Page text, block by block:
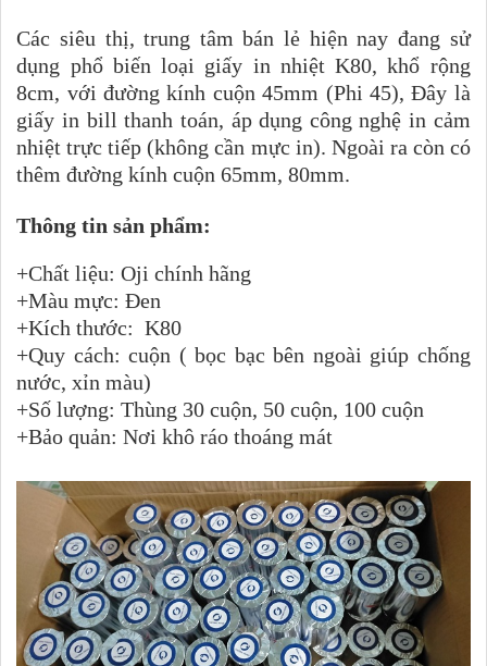
Các siêu thị, trung tâm bán lẻ hiện nay đang sử
dụng phổ biến loại giấy in nhiệt K80, khổ rộng
8cm, với đường kính cuộn 45mm (Phi 45), Đây là
giấy in bill thanh toán, áp dụng công nghệ in cảm
nhiệt trực tiếp (không cần mực in). Ngoài ra còn có
thêm đường kính cuộn 65mm, 80mm.
Thông tin sản phẩm:
+Chất liệu: Oji chính hãng
+Màu mực: Đen
+Kích thước: K80
+Quy cách: cuộn ( bọc bạc bên ngoài giúp chống
nước, xỉn màu)
+Số lượng: Thùng 30 cuộn, 50 cuộn, 100 cuộn
+Bảo quản: Nơi khô ráo thoáng mát